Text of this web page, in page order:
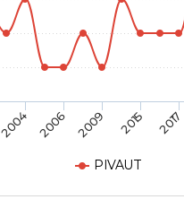
PIVAUT
2004 2006 2009 2015 2017